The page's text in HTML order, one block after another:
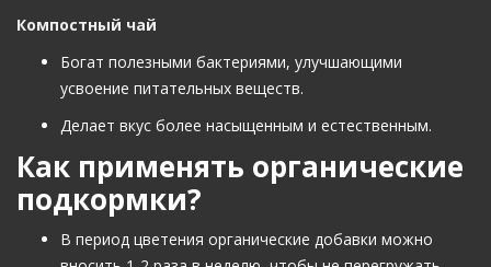
Компостный чай
Богат полезными бактериями, улучшающими
усвоение питательных веществ.
Делает вкус более насыщенным и естественным.
Как применять органические
подкормки?
В период цветения органические добавки можно